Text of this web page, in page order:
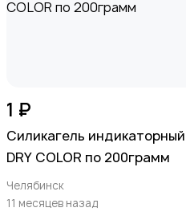
1 ₽
Силикагель
DRY COLOR по 200грамм
Челябинск
11 месяцев назад